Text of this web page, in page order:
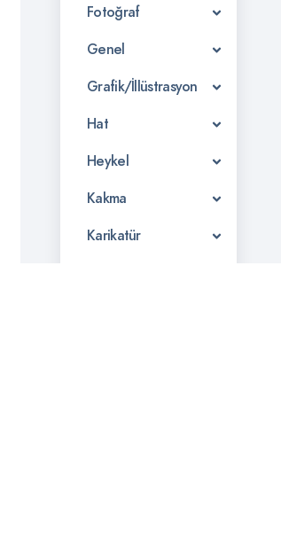
Fotoğraf
Genel
Grafik/İllüstrasyon
Hat
Heykel
Kakma
Karikatür